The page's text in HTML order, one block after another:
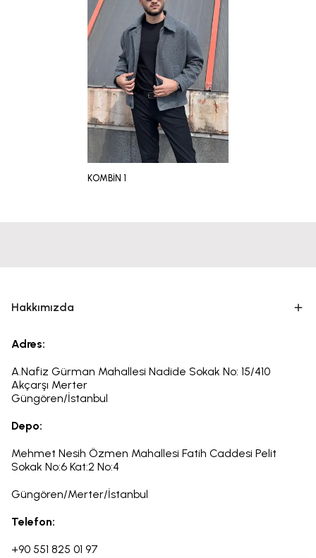
KOMBİN 1
Hakkımızda
Adres:
A.Nafiz Gürman Mahallesi Nadide Sokak No: 15/410
Akçarşı Merter
Güngören/İstanbul
Depo:
Mehmet Nesih Özmen Mahallesi Fatih Caddesi Pelit
Sokak No:6 Kat:2 No:4
Güngören/Merter/İstanbul
Telefon:
+90 551 825 01 97